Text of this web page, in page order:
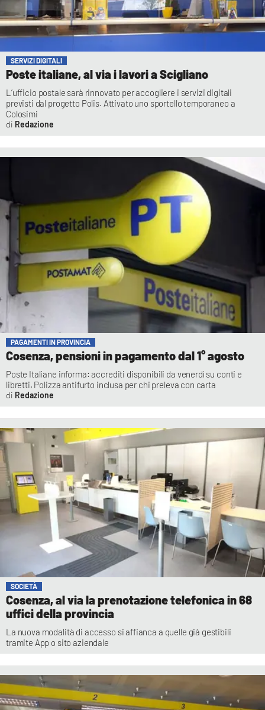
SERVIZI DIGITALI
Poste italiane, al via i lavori a Scigliano
L’ufficio postale sarà rinnovato per accogliere i servizi digitali
previsti dal progetto Polis. Attivato uno sportello temporaneo a
Colosimi
Redazione
PAGAMENTI IN PROVINCIA
Cosenza, pensioni in pagamento dal 1° agosto
Poste Italiane informa: accrediti disponibili da venerdì su conti e
libretti. Polizza antifurto inclusa per chi preleva con carta
Redazione
SOCIETÀ
Cosenza, al via la prenotazione telefonica in 68
uffici della provincia
La nuova modalità di accesso si affianca a quelle già gestibili
tramite App o sito aziendale